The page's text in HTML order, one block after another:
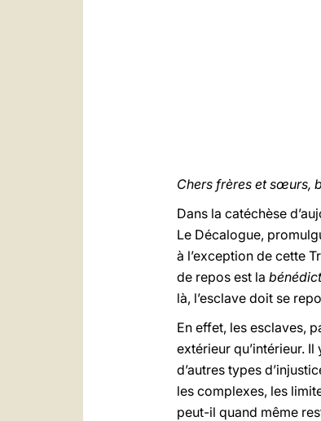
Chers frères et sœurs,
Dans la catéchèse
Le Décalogue,
à l’exception de cette
de repos est la
là, l’esclave doit se
En effet, les esclaves,
extérieur qu’intérieur.
d’autres types
les complexes, les
peut-il quand même